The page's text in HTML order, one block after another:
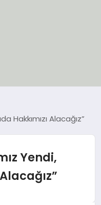
Hakkımızı Alacağız”
Yendi,